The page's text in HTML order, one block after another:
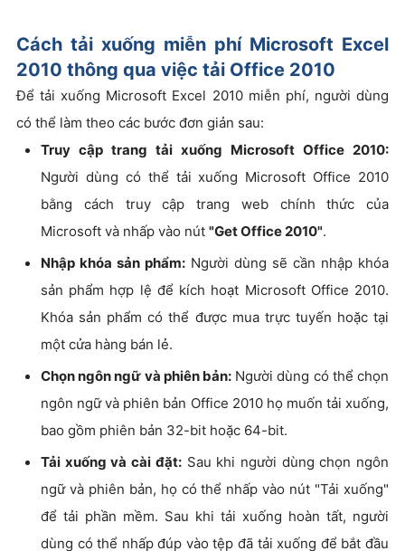
Cách tải xuống miễn phí Microsoft Excel
2010 thông qua việc tải Office 2010
Để tải xuống Microsoft Excel 2010 miễn phí, người dùng
có thể làm theo các bước đơn giản sau:
Truy cập trang tải xuống Microsoft Office 2010:
Người dùng có thể tải xuống Microsoft Office 2010
bằng cách truy cập trang web chính thức của
Microsoft và nhấp vào nút "Get Office 2010".
Nhập khóa sản phẩm: Người dùng sẽ cần nhập khóa
sản phẩm hợp lệ để kích hoạt Microsoft Office 2010.
Khóa sản phẩm có thể được mua trực tuyến hoặc tại
một cửa hàng bán lẻ.
Chọn ngôn ngữ và phiên bản: Người dùng có thể chọn
ngôn ngữ và phiên bản Office 2010 họ muốn tải xuống,
bao gồm phiên bản 32-bit hoặc 64-bit.
Tải xuống và cài đặt:Sau khi người dùng chọn ngôn
ngữ và phiên bản, họ có thể nhấp vào nút "Tải xuống"
để tải phần mềm. Sau khi tải xuống hoàn tất, người
dùng có thể nhấp đúp vào tệp đã tải xuống để bắt đầu